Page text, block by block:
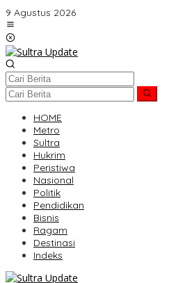
Lewati
ke
konten
9 Agustus 2026
HOME
Metro
Sultra
Hukrim
Peristiwa
Nasional
Politik
Pendidikan
Bisnis
Ragam
Destinasi
Indeks